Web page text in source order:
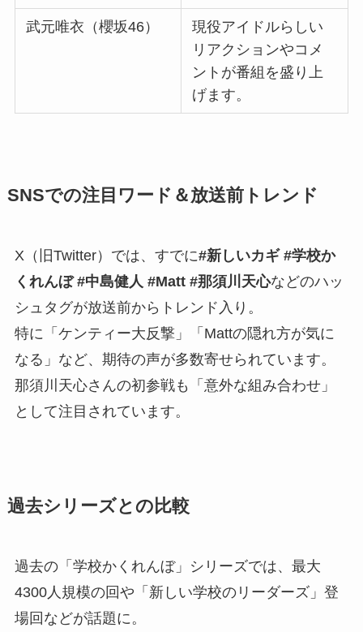
武元唯衣（櫻坂46）
現役アイドルらしい
リアクションやコメ
ントが番組を盛り上
げます。
SNSでの注目ワード＆放送前トレンド
X（旧Twitter）では、すでに#新しいカギ #学校か
くれんぼ #中島健人 #Matt #那須川天心などのハッ
シュタグが放送前からトレンド入り。
特に「ケンティー大反撃」「Mattの隠れ方が気に
なる」など、期待の声が多数寄せられています。
那須川天心さんの初参戦も「意外な組み合わせ」
として注目されています。
過去シリーズとの比較
過去の「学校かくれんぼ」シリーズでは、最大
4300人規模の回や「新しい学校のリーダーズ」登
場回などが話題に。